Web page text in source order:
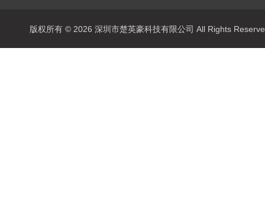
版权所有 © 2026 深圳市楚英豪科技有限公司 All Rights